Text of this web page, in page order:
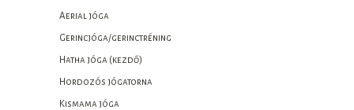
Aerial jóga
Gerincjóga/gerinctréning
Hatha jóga (kezdő)
Hordozós jógatorna
Kismama jóga